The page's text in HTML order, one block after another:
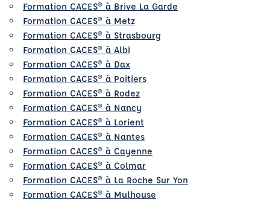
Formation CACES® à Brive La Garde
Formation CACES® à Metz
Formation CACES® à Strasbourg
Formation CACES® à Albi
Formation CACES® à Dax
Formation CACES® à Poitiers
Formation CACES® à Rodez
Formation CACES® à Nancy
Formation CACES® à Lorient
Formation CACES® à Nantes
Formation CACES® à Cayenne
Formation CACES® à Colmar
Formation CACES® à La Roche Sur Yon
Formation CACES® à Mulhouse